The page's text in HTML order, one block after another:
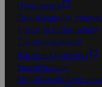
Oiva-raportit
Osuuskauppojen
Tilaus- ja toimitusehdot
Tietosuojakäytäntö
Palvelun käyttöehdot
Saavutettavuus
Mobiilisovelluksen